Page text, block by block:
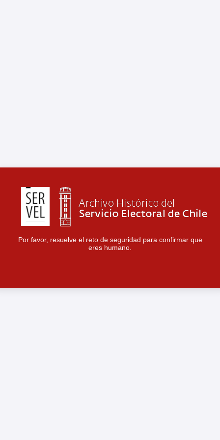
Por favor, resuelve el reto de seguridad para confirmar que
eres humano.